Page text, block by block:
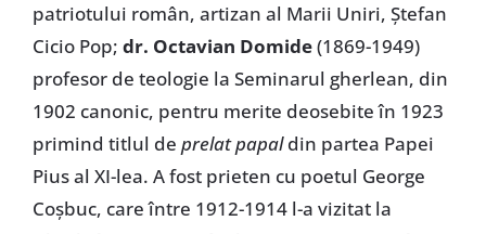
patriotului român, artizan al Marii Uniri, Ștefan
Cicio Pop; dr. Octavian Domide(1869-1949)
profesor de teologie la Seminarul gherlean, din
1902 canonic, pentru merite deosebite în 1923
primind titlul de prelat papaldin partea Papei
Pius al XI-lea. A fost prieten cu poetul George
Coșbuc, care între 1912-1914 l-a vizitat la